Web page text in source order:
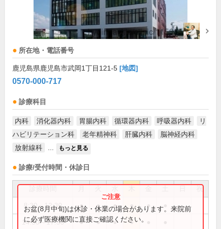
所在地・電話番号
鹿児島県鹿児島市武岡1丁目121-5 [地図]
0570-000-717
診療科目
内科 消化器内科 胃腸内科 循環器内科 呼吸器内科
リ
ハビリテーション科
老年精神科 肝臓内科
脳神経内科
放射線科
もっと見る
診療/受付時間・休診日
祝
8:30～12:30 ● ● ● ● ●
14:30～17:30 ● ● ● ●
お盆(8月中旬)は休診・休業の場合があります。来院前
に必ず医療機関に直接ご確認ください。